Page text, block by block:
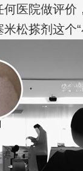
医院做评价
松搽剂这个“